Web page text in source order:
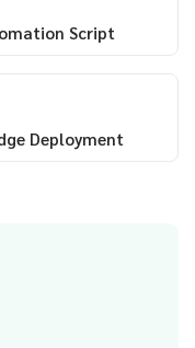
Script
Deployment